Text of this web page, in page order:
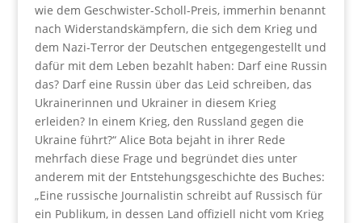
wie dem Geschwister-Scholl-Preis, immerhin benannt
nach Widerstandskämpfern, die sich dem Krieg und
dem Nazi-Terror der Deutschen entgegengestellt und
dafür mit dem Leben bezahlt haben: Darf eine Russin
das? Darf eine Russin über das Leid schreiben, das
Ukrainerinnen und Ukrainer in diesem Krieg
erleiden? In einem Krieg, den Russland gegen die
Ukraine führt?“ Alice Bota bejaht in ihrer Rede
mehrfach diese Frage und begründet dies unter
anderem mit der Entstehungsgeschichte des Buches:
„Eine russische Journalistin schreibt auf Russisch für
ein Publikum, in dessen Land offiziell nicht vom Krieg